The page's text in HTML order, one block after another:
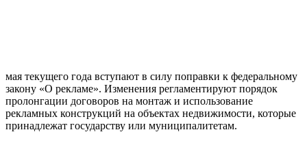
мая текущего года вступают в силу поправки к федеральному
закону «О рекламе». Изменения регламентируют порядок
пролонгации договоров на монтаж и использование
рекламных конструкций на объектах недвижимости, которые
принадлежат государству или муниципалитетам.